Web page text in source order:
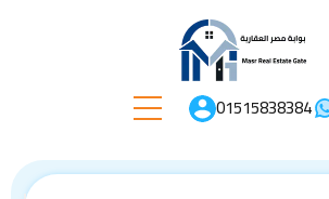
01515838384